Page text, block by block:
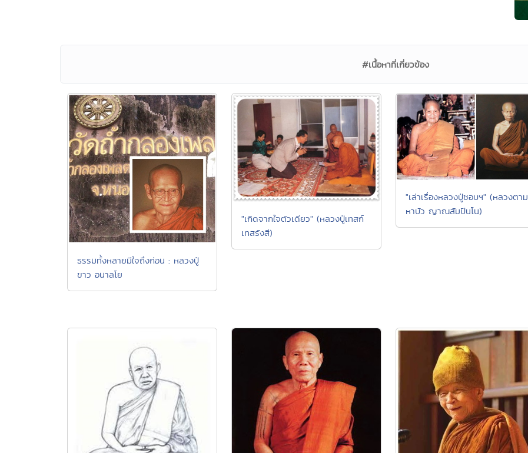
#เนื้อหาที่เกี่ยวข้อง
ธรรมทั้งหลายมีใจถึงก่อน : หลวงปู่
ขาว อนาลโย
"เกิดจากใจตัวเดียว" (หลวงปู่เทสก์
เทสรังสี)
"เล่าเรื่องหลวงปู่ชอบฯ" (หลวงตาม
หาบัว ญาณสัมปันโน)